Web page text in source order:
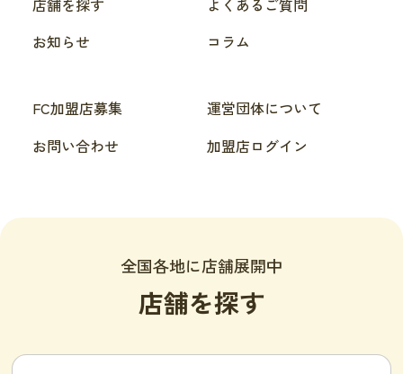
お知らせ
コラム
FC加盟店募集
運営団体について
お問い合わせ
加盟店ログイン
全国各地に店舗展開中
店舗を探す